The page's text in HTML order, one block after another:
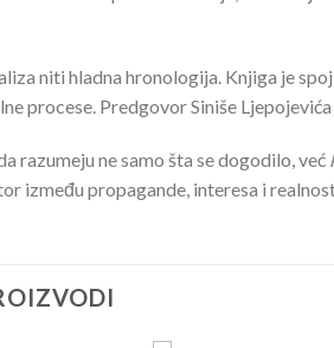
niti hladna hronologija. Knjiga je
procese. Predgovor Siniše
razumeju ne samo šta se dogodilo, već
između propagande, interesa i